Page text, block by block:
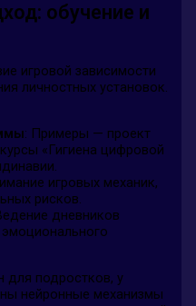
обучение и
игровой зависимости
личностных установок.
: Примеры — проект
«Гигиена цифровой
игровых механик,
рисков.
дневников
для подростков, у
нейронные механизмы